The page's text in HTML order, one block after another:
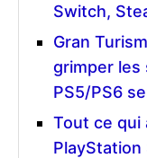
Switch,
Gran
grimper les
PS5/PS6
Tout ce qui